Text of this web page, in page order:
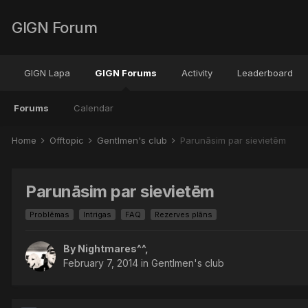
GIGN Forum
GIGN Lapa GIGN Forums
Forums Calendar
Activity Leaderboard
Home Offtopic Gentlmen's club Parunāsim par sievietēm
Parunāsim par sievietēm
Problēmas Intrigas FAQ Rezerves plāns
By Nightmares^^,
February 7, 2014 in Gentlmen's club